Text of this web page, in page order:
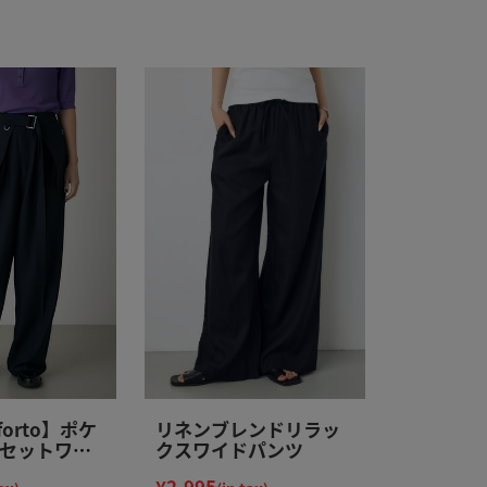
】ポケ
ットワイ
リネンブレンドリラッ
クスワイドパンツ